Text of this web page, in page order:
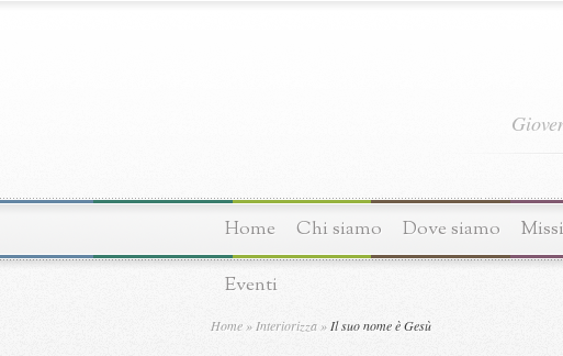
Home Chi siamo Dove siamo
Eventi
Home » Interiorizza » Il suo nome è Gesù